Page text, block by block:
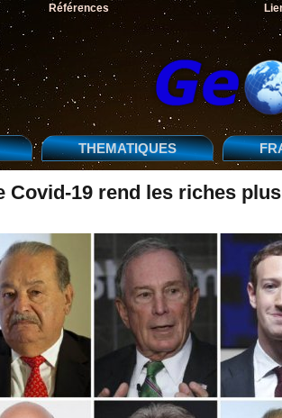
Références
THEMATIQUES
Covid-19 rend les riches